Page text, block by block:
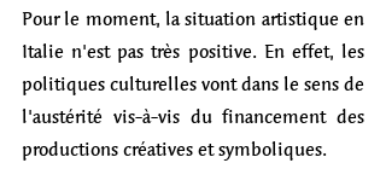
Pour le moment, la situation artistique en
Italie n'est pas très positive. En effet, les
politiques culturelles vont dans le sens de
l'austérité vis-à-vis du financement des
productions créatives et symboliques.